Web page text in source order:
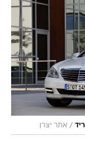
/ אתר יצרן